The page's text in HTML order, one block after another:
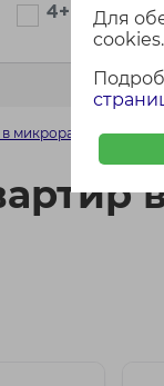
Для
cookies.
4+
в микрорайоне